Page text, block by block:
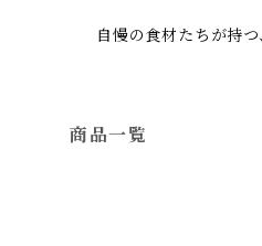
自慢の食材たちが持
商品一覧